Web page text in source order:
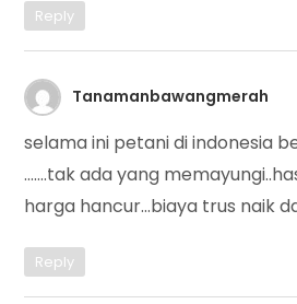
Reply
Tanamanbawangmerah
selama ini petani di indonesia
…….tak ada yang
harga hancur…biaya trus naik
Reply